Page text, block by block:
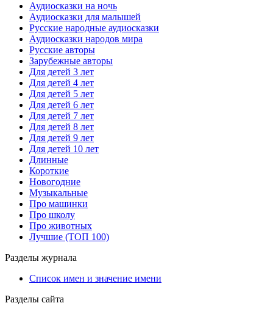
Аудиосказки на ночь
Аудиосказки для малышей
Русские народные аудиосказки
Аудиосказки народов мира
Русские авторы
Зарубежные авторы
Для детей 3 лет
Для детей 4 лет
Для детей 5 лет
Для детей 6 лет
Для детей 7 лет
Для детей 8 лет
Для детей 9 лет
Для детей 10 лет
Длинные
Короткие
Новогодние
Музыкальные
Про машинки
Про школу
Про животных
Лучшие (ТОП 100)
Разделы журнала
Список имен и значение имени
Разделы сайта